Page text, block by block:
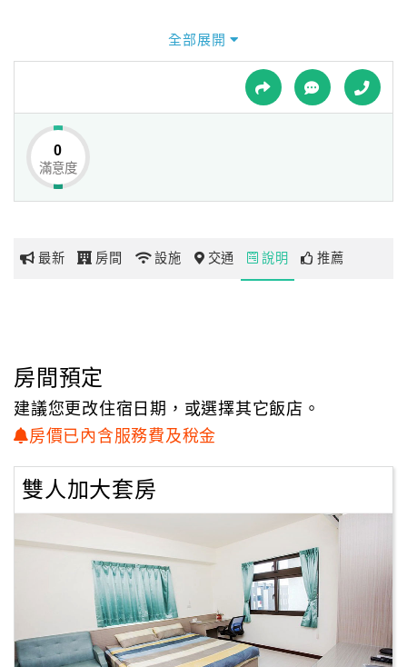
球
網
玩
地
圖
顧
務
度
全部展開
0
滿意度
最新 房間 設施 交通 說明 推薦
房間預定
建議您更改住宿日期，或選擇其它飯店。
房價已內含服務費及稅金
雙人加大套房